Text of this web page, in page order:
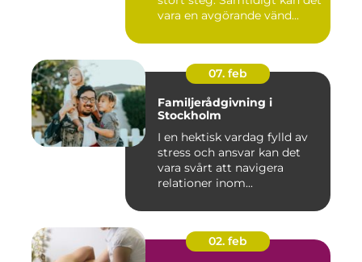
vara en avgörande vänd...
07. feb
Familjerådgivning i
Stockholm
I en hektisk vardag fylld av
stress och ansvar kan det
vara svårt att navigera
relationer inom...
02. feb